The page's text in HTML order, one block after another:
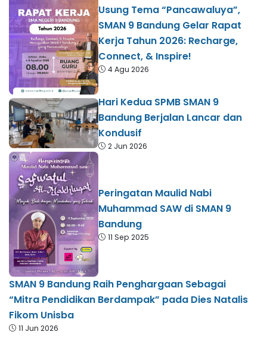
Usung Tema “Pancawaluya”,
SMAN 9 Bandung Gelar Rapat
Kerja Tahun 2026: Recharge,
Connect, & Inspire!
4 Agu 2026
Hari Kedua SPMB SMAN 9
Bandung Berjalan Lancar dan
Kondusif
2 Jun 2026
Peringatan Maulid Nabi
Muhammad SAW di SMAN 9
Bandung
11 Sep 2025
SMAN 9 Bandung Raih Penghargaan Sebagai
“Mitra Pendidikan Berdampak” pada Dies Natalis
Fikom Unisba
11 Jun 2026